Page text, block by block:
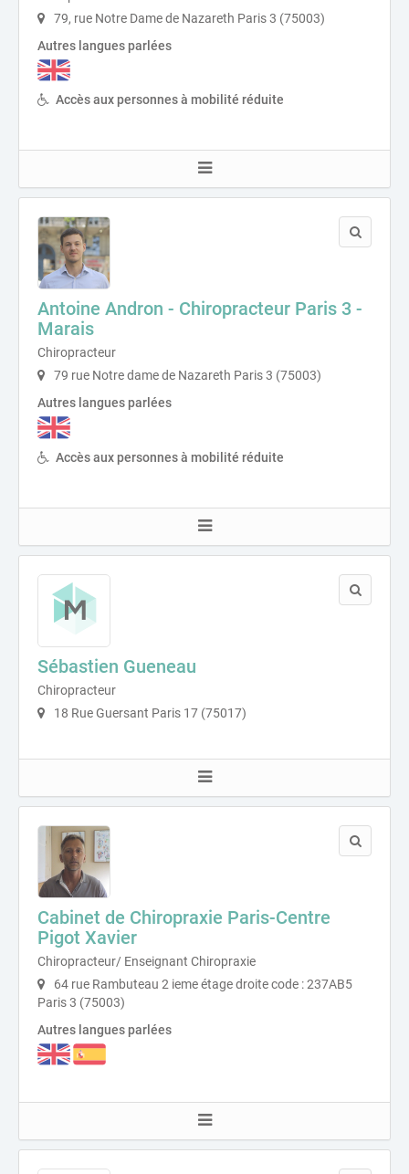
79, rue Notre Dame de Nazareth Paris 3 (75003)
Autres langues parlées
Accès aux personnes à mobilité réduite
Antoine Andron - Chiropracteur Paris 3 -
Marais
Chiropracteur
79 rue Notre dame de Nazareth Paris 3 (75003)
Autres langues parlées
Accès aux personnes à mobilité réduite
Sébastien Gueneau
Chiropracteur
18 Rue Guersant Paris 17 (75017)
Cabinet de Chiropraxie Paris-Centre
Pigot Xavier
Chiropracteur/ Enseignant Chiropraxie
64 rue Rambuteau 2 ieme étage droite code : 237AB5
Paris 3 (75003)
Autres langues parlées